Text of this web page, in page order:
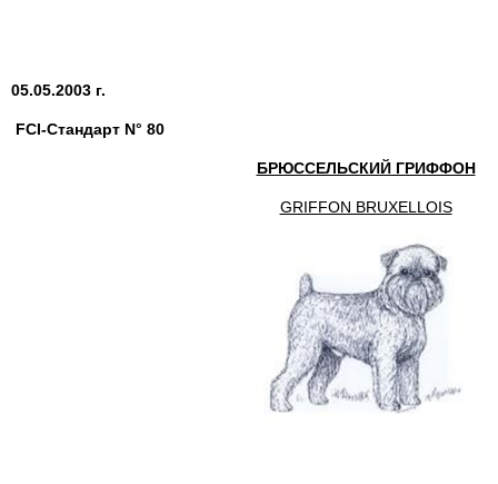
05.05.2003 г.
FCI-Стандарт N° 80
БРЮССЕЛЬСКИЙ ГРИФФОН
GRIFFON BRUXELLOIS